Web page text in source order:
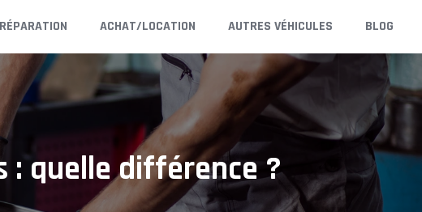
ACHAT/LOCATION AUTRES VÉHICULES BLOG
: quelle différence ?